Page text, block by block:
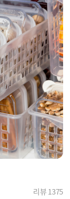
리뷰 1375